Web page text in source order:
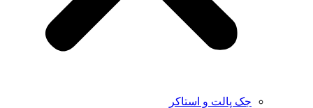
جک پالت و استاکر